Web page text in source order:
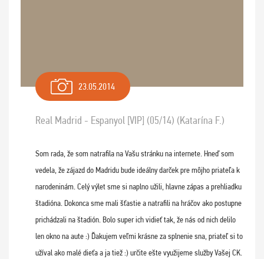
23.05.2014
Real Madrid - Espanyol [VIP] (05/14) (Katarína F.)
Som rada, že som natrafila na Vašu stránku na internete. Hneď som
vedela, že zájazd do Madridu bude ideálny darček pre môjho priateľa k
narodeninám. Celý výlet sme si naplno užili, hlavne zápas a prehliadku
štadióna. Dokonca sme mali šťastie a natrafili na hráčov ako postupne
prichádzali na štadión. Bolo super ich vidieť tak, že nás od nich delilo
len okno na aute :) Ďakujem veľmi krásne za splnenie sna, priateľ si to
užíval ako malé dieťa a ja tiež :) určite ešte využijeme služby Vašej CK.